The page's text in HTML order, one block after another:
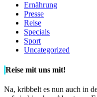
Ernährung
Presse
Reise
Specials
Sport
Uncategorized
Reise mit uns mit!
Na, kribbelt es nun auch in